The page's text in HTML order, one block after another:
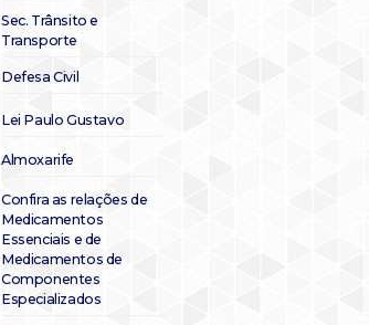
Sec. Trânsito e
Transporte
Defesa Civil
Lei Paulo Gustavo
Almoxarife
Confira as relações de
Medicamentos
Essenciais e de
Medicamentos de
Componentes
Especializados